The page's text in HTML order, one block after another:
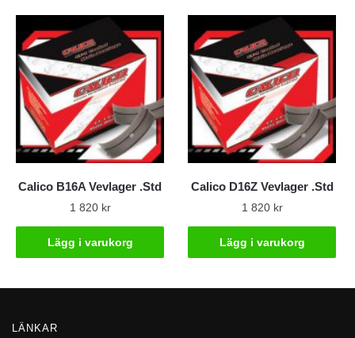
Calico B16A Vevlager .Std
1 820 kr
Lägg i varukorg
Calico D16Z Vevlager .Std
1 820 kr
Lägg i varukorg
LÄNKAR